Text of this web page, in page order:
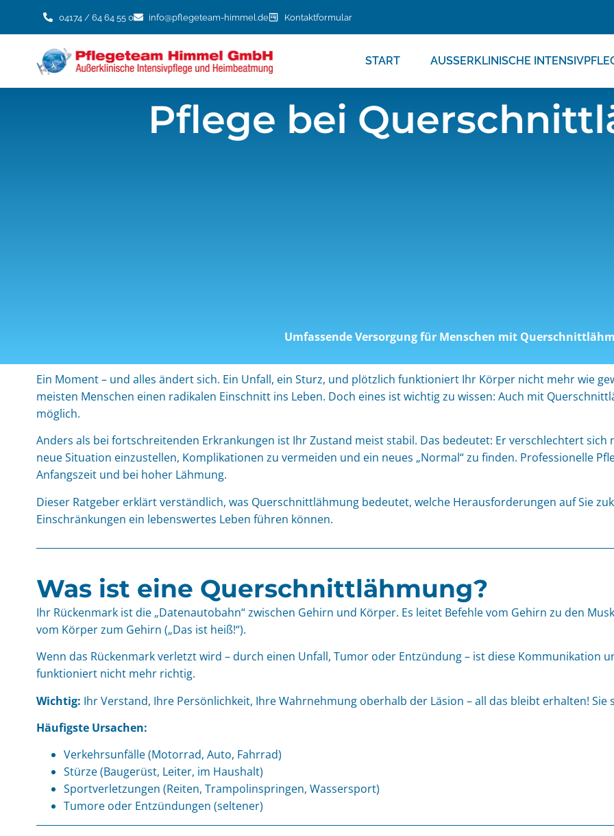
springen
04174 / 64 64 55 0 info@pflegeteam-himmel.de Kontaktformular
START AUSSERKLINISCHE
Pflege bei
Umfassende Versorgung für Menschen mit
Ein Moment – und alles ändert sich. Ein Unfall, ein Sturz, und plötzlich funktioniert Ihr Körper nicht mehr wie
meisten Menschen einen radikalen Einschnitt ins Leben. Doch eines ist wichtig zu wissen: Auch mit
möglich.
Anders als bei fortschreitenden Erkrankungen ist Ihr Zustand meist stabil. Das bedeutet: Er verschlechtert sich
neue Situation einzustellen, Komplikationen zu vermeiden und ein neues „Normal“ zu finden. Professionelle
Anfangszeit und bei hoher Lähmung.
Dieser Ratgeber erklärt verständlich, was Querschnittlähmung bedeutet, welche Herausforderungen auf Sie
Einschränkungen ein lebenswertes Leben führen können.
Was ist eine Querschnittlähmung?
Ihr Rückenmark ist die „Datenautobahn“ zwischen Gehirn und Körper. Es leitet Befehle vom Gehirn zu den
vom Körper zum Gehirn („Das ist heiß!“).
Wenn das Rückenmark verletzt wird – durch einen Unfall, Tumor oder Entzündung – ist diese Kommunikation
funktioniert nicht mehr richtig.
Wichtig: Ihr Verstand, Ihre Persönlichkeit, Ihre Wahrnehmung oberhalb der Läsion – all das bleibt erhalten! Sie
Häufigste Ursachen:
Verkehrsunfälle (Motorrad, Auto, Fahrrad)
Stürze (Baugerüst, Leiter, im Haushalt)
Sportverletzungen (Reiten, Trampolinspringen, Wassersport)
Tumore oder Entzündungen (seltener)